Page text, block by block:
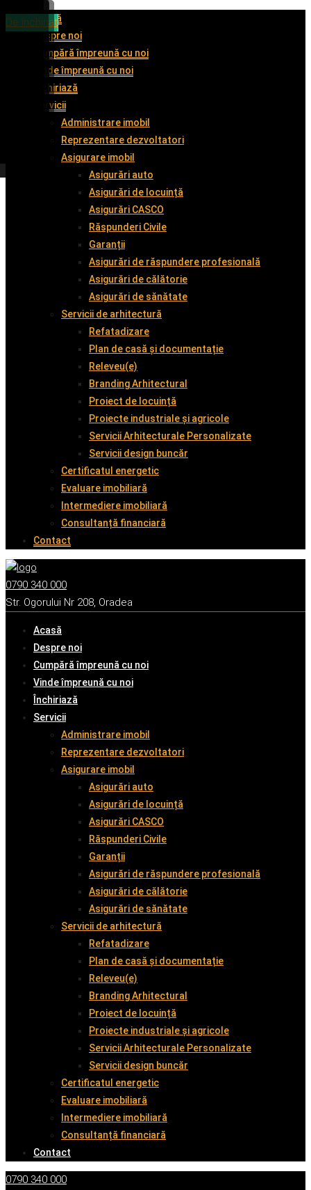
Acasă
Despre noi
Cumpără împreună cu noi
Vinde împreună cu noi
Închiriază
Servicii
Administrare imobil
Reprezentare dezvoltatori
Asigurare imobil
Asigurări auto
Asigurări de locuință
Asigurări CASCO
Răspunderi Civile
Garanții
Asigurări de răspundere profesională
Asigurări de călătorie
Asigurări de sănătate
Servicii de arhitectură
Refatadizare
Plan de casă și documentație
Releveu(e)
Branding Arhitectural
Proiect de locuință
Proiecte industriale și agricole
Servicii Arhitecturale Personalizate
Servicii design buncăr
Certificatul energetic
Evaluare imobiliară
Intermediere imobiliară
Consultanță financiară
Contact
0790 340 000
Str. Ogorului Nr 208, Oradea
Acasă
Despre noi
Cumpără împreună cu noi
Vinde împreună cu noi
Închiriază
Servicii
Administrare imobil
Reprezentare dezvoltatori
Asigurare imobil
Asigurări auto
Asigurări de locuință
Asigurări CASCO
Răspunderi Civile
Garanții
Asigurări de răspundere profesională
Asigurări de călătorie
Asigurări de sănătate
Servicii de arhitectură
Refatadizare
Plan de casă și documentație
Releveu(e)
Branding Arhitectural
Proiect de locuință
Proiecte industriale și agricole
Servicii Arhitecturale Personalizate
Servicii design buncăr
Certificatul energetic
Evaluare imobiliară
Intermediere imobiliară
Consultanță financiară
Contact
0790 340 000
De vânzare
De vânzare
De vânzare
De închiriat